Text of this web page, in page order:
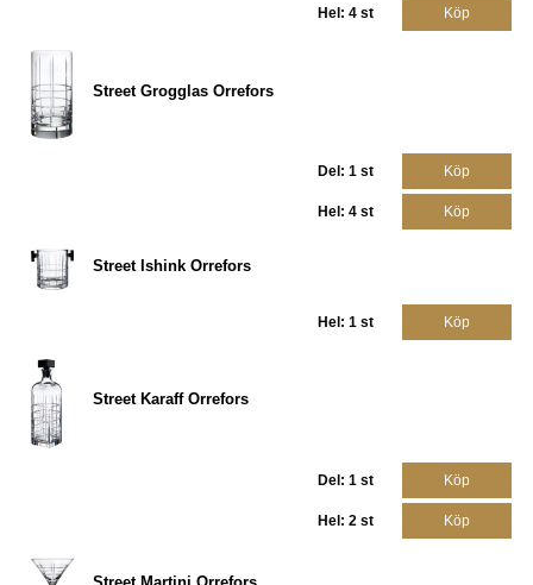
Hel: 4 st Köp
Street Grogglas Orrefors
Del: 1 st Köp
Hel: 4 st Köp
Street Ishink Orrefors
Hel: 1 st Köp
Street Karaff Orrefors
Del: 1 st Köp
Hel: 2 st Köp